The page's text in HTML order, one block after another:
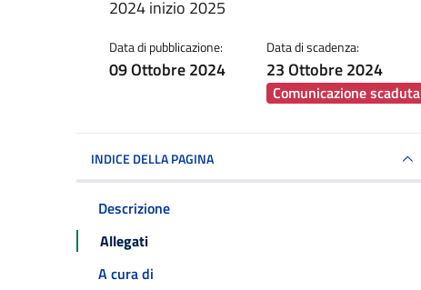
2024 inizio 2025
Data di pubblicazione:
09 Ottobre 2024
Data di scadenza:
23 Ottobre 2024
Comunicazione scaduta
INDICE DELLA PAGINA
Descrizione
Allegati
A cura di